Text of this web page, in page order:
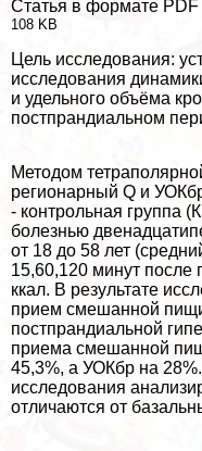
Статья в формате PDF
108 KB
Цель исследования:
исследования
и удельного объёма
постпрандиальном
Методом
регионарный Q и
- контрольная группа
болезнью
от 18 до 58 лет
15,60,120 минут
ккал. В результате
прием смешанной
постпрандиальной
приема смешанной
45,3%, а УОКбр на
исследования
отличаются от